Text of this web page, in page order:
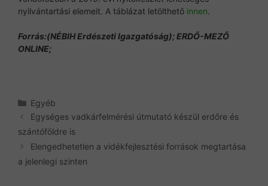
nyilvántartási elemeit. A táblázat letölthető innen.
Forrás:(NÉBIH Erdészeti Igazgatóság); ERDŐ-MEZŐ
ONLINE;
Kategória
Egyéb
Egységes vadkárfelmérési útmutató készül erdőre és
szántóföldre is
Elengedhetetlen a vidékfejlesztési források megtartása
a jelenlegi szinten